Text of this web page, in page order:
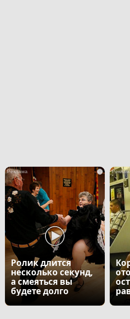
i
Ролик длится
несколько секунд,
а смеяться вы
будете долго